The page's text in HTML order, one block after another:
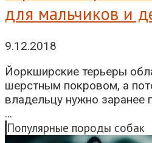
для мальчиков и
9.12.2018
Йоркширские терьеры
шерстным покровом, а
владельцу нужно заранее
...
Популярные породы собак